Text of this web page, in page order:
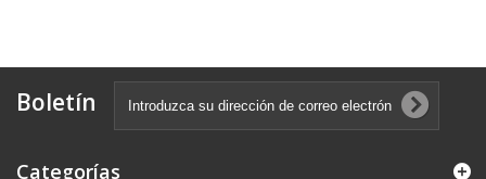
Boletín
Categorías